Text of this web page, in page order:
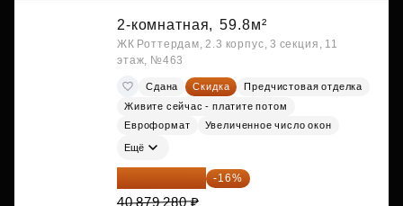
2-комнатная, 59.8м²
ЖК Роттердам, 2.3 корпус, 3 секция, 11
этаж, №463
Сдана Скидка
Предчистовая отделка
Живите сейчас - платите потом
Евроформат
Увеличенное число окон
Ещё
34 338 595 ₽ -16%
40 879 280 ₽